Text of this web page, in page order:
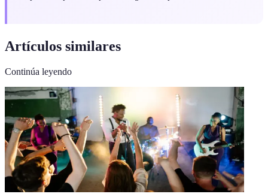
Artículos similares
Continúa leyendo